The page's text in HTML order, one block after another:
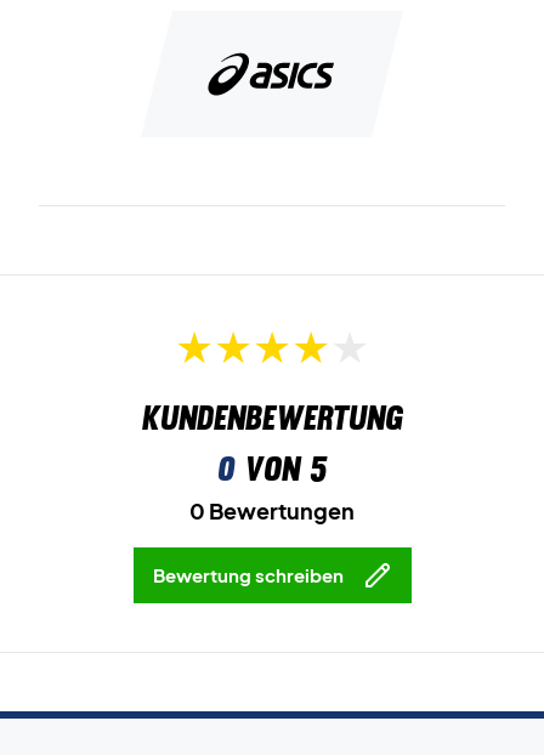
Kundenbewertung
0von 5
0 Bewertungen
Bewertung schreiben